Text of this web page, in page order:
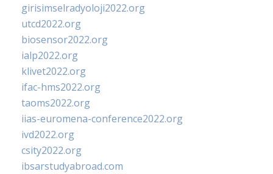
girisimselradyoloji2022.org
utcd2022.org
biosensor2022.org
ialp2022.org
klivet2022.org
ifac-hms2022.org
taoms2022.org
iias-euromena-conference2022.org
ivd2022.org
csity2022.org
ibsarstudyabroad.com